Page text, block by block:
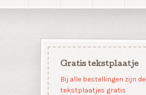
Gratis tekstplaatje
Bij alle bestellingen zijn de
tekstplaatjes gratis